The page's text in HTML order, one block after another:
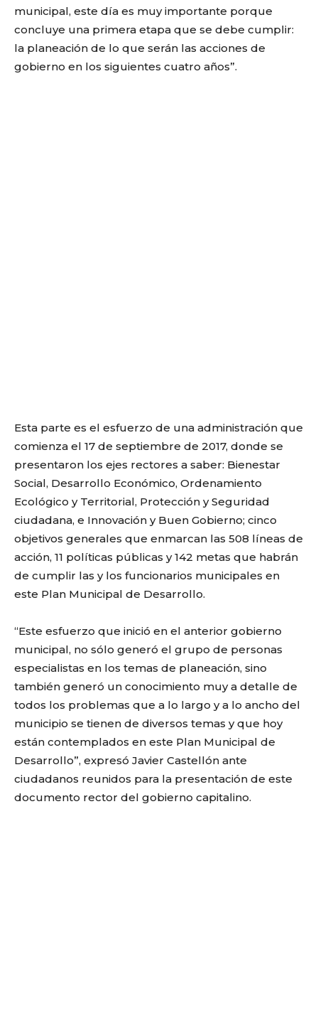
municipal, este día es muy importante porque
concluye una primera etapa que se debe cumplir:
la planeación de lo que serán las acciones de
gobierno en los siguientes cuatro años”.
Esta parte es el esfuerzo de una administración que
comienza el 17 de septiembre de 2017, donde se
presentaron los ejes rectores a saber: Bienestar
Social, Desarrollo Económico, Ordenamiento
Ecológico y Territorial, Protección y Seguridad
ciudadana, e Innovación y Buen Gobierno; cinco
objetivos generales que enmarcan las 508 líneas de
acción, 11 políticas públicas y 142 metas que habrán
de cumplir las y los funcionarios municipales en
este Plan Municipal de Desarrollo.
“Este esfuerzo que inició en el anterior gobierno
municipal, no sólo generó el grupo de personas
especialistas en los temas de planeación, sino
también generó un conocimiento muy a detalle de
todos los problemas que a lo largo y a lo ancho del
municipio se tienen de diversos temas y que hoy
están contemplados en este Plan Municipal de
Desarrollo”, expresó Javier Castellón ante
ciudadanos reunidos para la presentación de este
documento rector del gobierno capitalino.